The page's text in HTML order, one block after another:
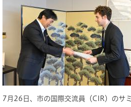
7月26日、市の国際交流員（CIR）のサ